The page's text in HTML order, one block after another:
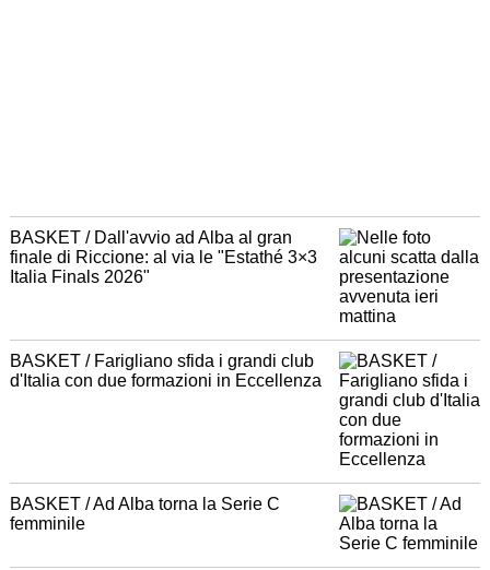
BASKET / Dall'avvio ad Alba al gran
finale di Riccione: al via le "Estathé 3×3
Italia Finals 2026"
BASKET / Farigliano sfida i grandi club
d'Italia con due formazioni in Eccellenza
BASKET / Ad Alba torna la Serie C
femminile